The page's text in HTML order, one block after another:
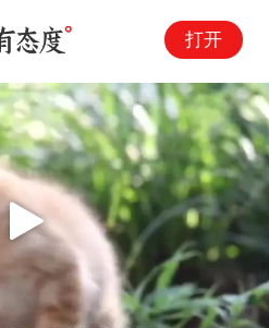
打开
Play